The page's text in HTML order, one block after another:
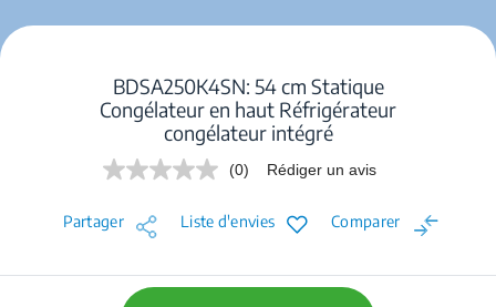
BDSA250K4SN: 54 cm Statique
Congélateur en haut Réfrigérateur
congélateur intégré
Aucune
de
notation.
la
(0) Rédiger un avis
Partager Liste d'envies Comparer